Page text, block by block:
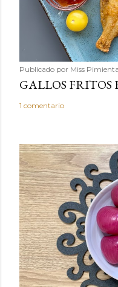
r
i
o
Publicado por Miss Pimienta
GALLOS FRITOS
1 comentario